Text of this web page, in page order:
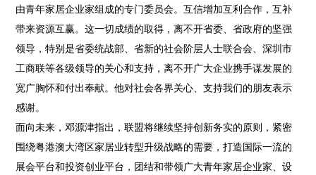
由青年家居企业家组成的专门委员会。互信增加互利合作，互补
带来资源互赢。这一切成绩的取得，离不开省委、省政府的坚强
领导，特别是省委统战部、省新的社会阶层人士联合会、深圳市
工商联等各级领导的关心和支持，离不开广大企业携手谋发展的
宽广胸怀和付出奉献。他对社会各界关心、支持我们的朋友表示
感谢。
面向未来，邓源津指出，联盟将继续坚持创新务实的原则，紧密
围绕粤港澳大湾区家居业转型升级战略的需要，打造国际一流的
展会平台和投资创业平台，团结和带领广大青年家居企业家、设